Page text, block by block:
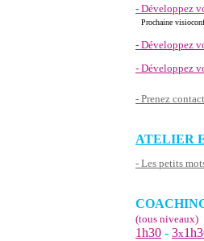
- Développez
Prochaine
- Développez
- Développez
- Prenez
ATELIER
- Les petits
(tous niveaux)
1h30 - 3x